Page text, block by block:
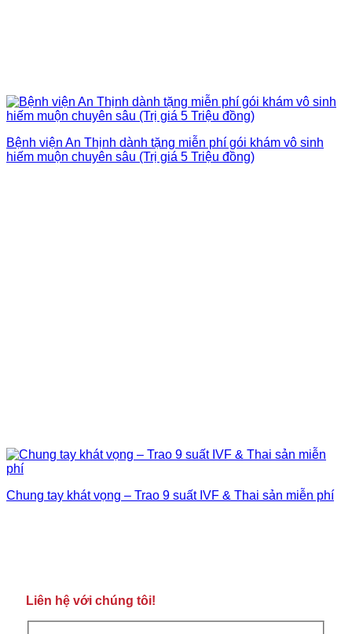
Bệnh viện An Thịnh dành tặng miễn phí gói khám vô sinh
hiếm muộn chuyên sâu (Trị giá 5 Triệu đồng)
Chung tay khát vọng – Trao 9 suất IVF & Thai sản miễn phí
Liên hệ với chúng tôi!